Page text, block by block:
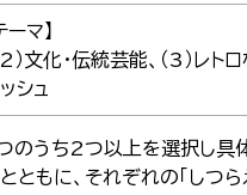
マ】
2）文化・伝統芸能、（3）レト
シュ
のうち2つ以上を選択し具
ともに、それぞれの「しつら